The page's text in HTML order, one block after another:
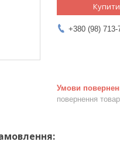
Купити
+380 (98) 713-
повернення